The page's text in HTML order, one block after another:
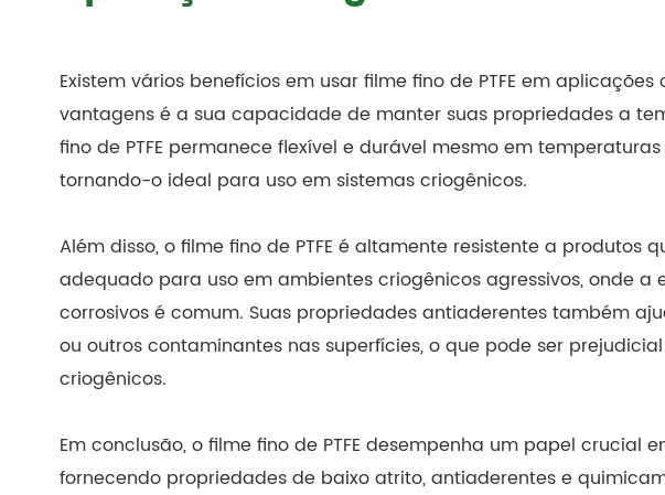
Existem vários benefícios em usar filme fino de PTFE em
vantagens é a sua capacidade de manter suas propriedades a
fino de PTFE permanece flexível e durável mesmo em
tornando-o ideal para uso em sistemas criogênicos.
Além disso, o filme fino de PTFE é altamente resistente a produtos
adequado para uso em ambientes criogênicos agressivos, onde a
corrosivos é comum. Suas propriedades antiaderentes também
ou outros contaminantes nas superfícies, o que pode ser
criogênicos.
Em conclusão, o filme fino de PTFE desempenha um papel crucial
fornecendo propriedades de baixo atrito, antiaderentes e